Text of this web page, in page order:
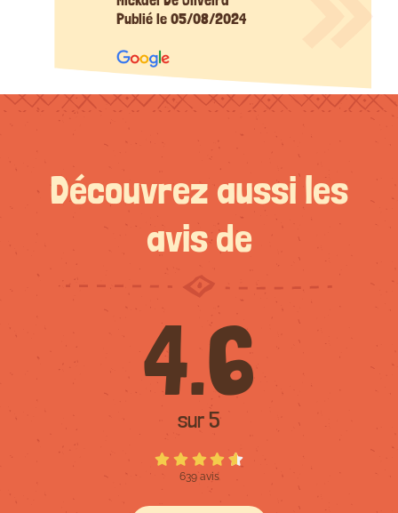
Publié le 05/08/2024
Découvrez aussi les
avis de
4.6
sur 5
639 avis